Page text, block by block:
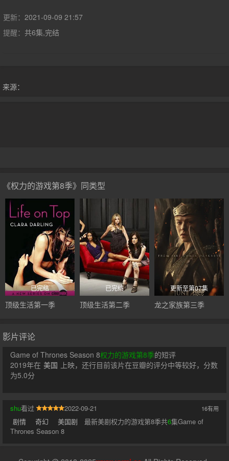
想》在创作中。据悉，《权力的游戏》制片人大卫·贝尼奥...#剧集
《权力的游戏》改编自乔治·R·R·马丁的魔幻小说《冰与火之歌》
系列，小说原著目前仍然只是完成到第五卷，第六卷《凛冬的寒
贝尼奥夫、DB·魏斯对媒体表示：“剧集《冰与火之歌》在拍完小说
更新： 2021-09-09 21:57
提醒： 共6集,完结
来源：
《权力的游戏第8季》同类型
已完结
顶级生活第一季
已完结
顶级生活第二季
更新至第07集
龙之家族第三季
影片评论
Game of Thrones Season 8权力的游戏第8季的短评
2019年在 美国 上映，还行目前该片在豆瓣的评分中等较好，分数
为5.0分
16有用
shu看过
2022-09-21
剧情
奇幻 美国剧 最新美剧权力的游戏第8季共6集Game of
Thrones Season 8